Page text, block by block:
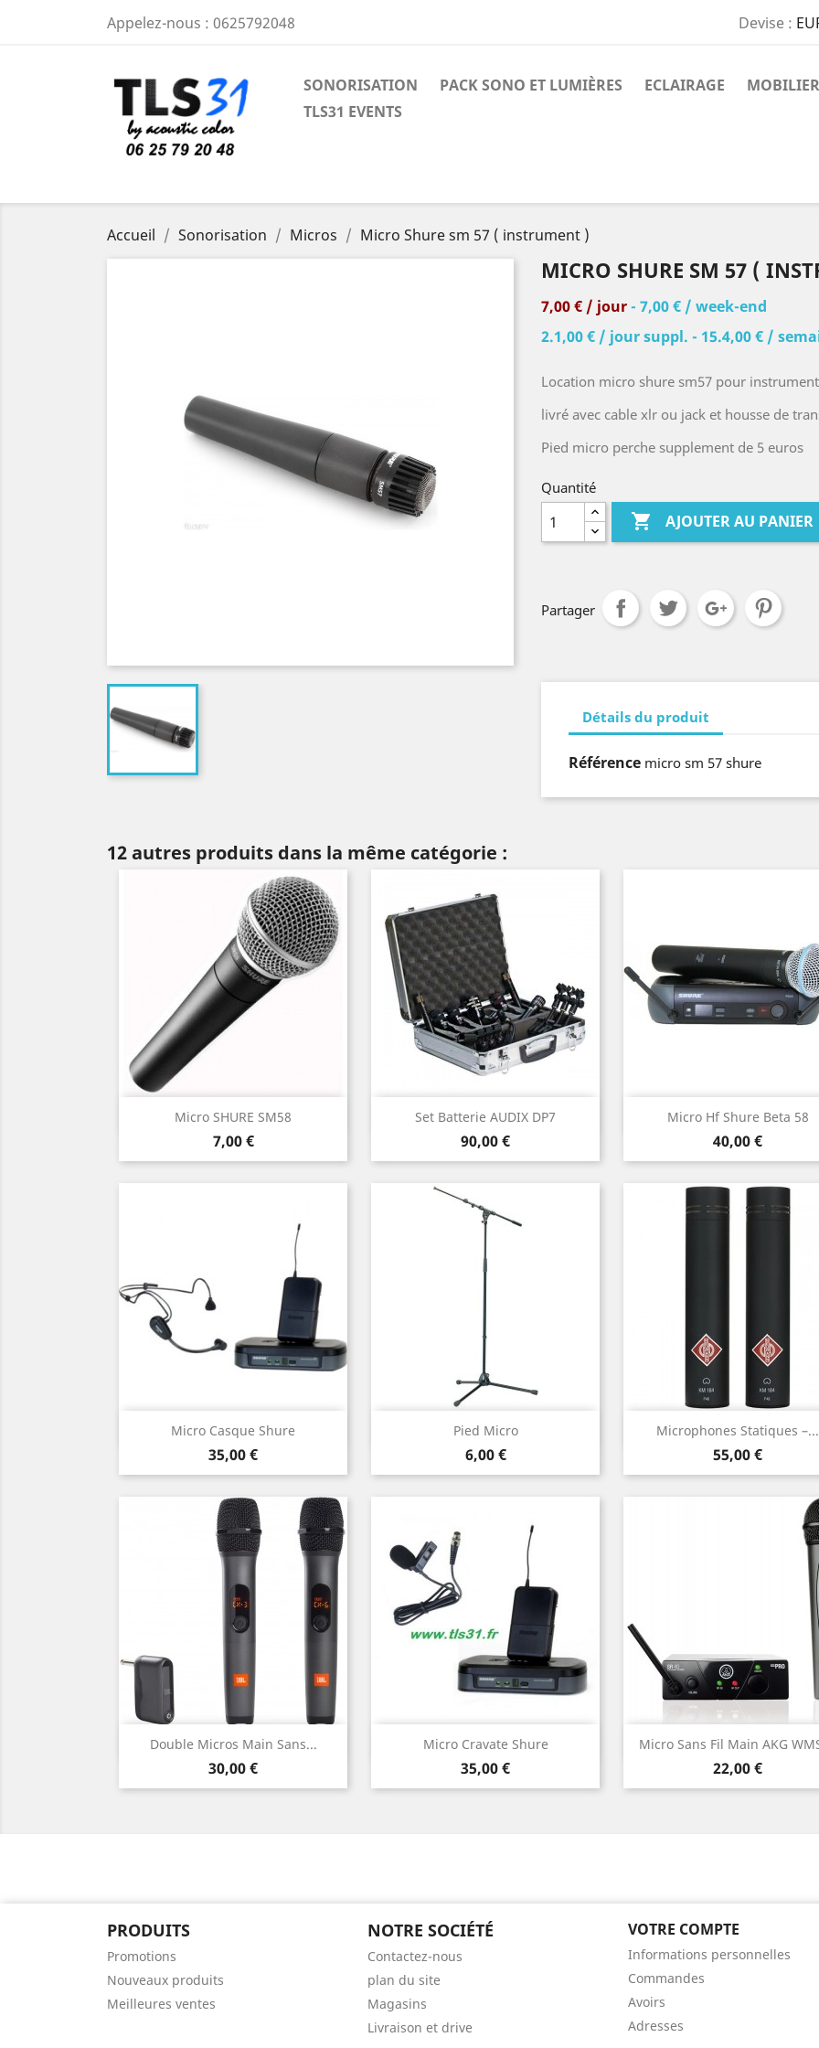
Appelez-nous : 0625792048 Devise :
SONORISATION PACK SONO ET LUMIÈRES ECLAIRAGE
TLS31 EVENTS
Accueil Sonorisation Micros Micro Shure sm 57 ( instrument )
MICRO SHURE SM 57 (
7,00 € / jour- 7,00 € / week-end
2.1,00 € / jour suppl. - 15.4,00 € /
Location micro shure sm57 pour
livré avec cable xlr ou jack et housse de
Pied micro perche supplement de 5 euros
Quantité
 AJOUTER AU PANIER
Partager
Détails du produit
Référence micro sm 57 shure
12 autres produits dans la même catégorie :
Micro SHURE SM58
Prix
7,00 €
Aperçu rapide Set Batterie AUDIX DP7
Prix
90,00 €
Aperçu rapide Micro Hf Shure Beta 58
Prix
40,00 €
Aperçu rapide
Micro Casque Shure
Prix
35,00 €
Aperçu rapide Pied Micro
Prix
6,00 €
Aperçu rapide Microphones Statiques –...
Prix
55,00 €
Aperçu rapide
Double Micros Main Sans...
Prix
30,00 €
Aperçu rapide Micro Cravate Shure
Prix
35,00 €
Aperçu rapide Micro Sans Fil Main AKG
Prix
22,00 €
Aperçu rapide
PRODUITS
Promotions
Nouveaux produits
Meilleures ventes
NOTRE SOCIÉTÉ
Contactez-nous
plan du site
Magasins
Livraison et drive
VOTRE COMPTE
Informations personnelles
Commandes
Avoirs
Adresses